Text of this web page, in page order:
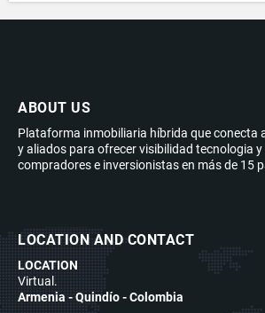
ABOUT US
Plataforma inmobiliaria híbrida que conecta
y aliados para ofrecer visibilidad tecnologia
compradores e inversionistas en más de 15
LOCATION AND CONTACT
LOCATION
Virtual.
Armenia - Quindío - Colombia